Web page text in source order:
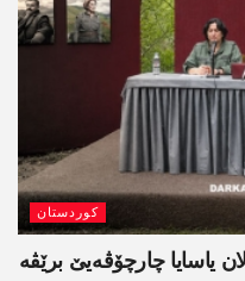
کوردستان
یاسایا چارچۆڤەیێ برێڤە